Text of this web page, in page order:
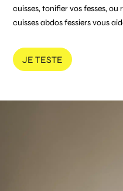
cuisses, tonifier vos fesses,
cuisses abdos fessiers vous
JE TESTE